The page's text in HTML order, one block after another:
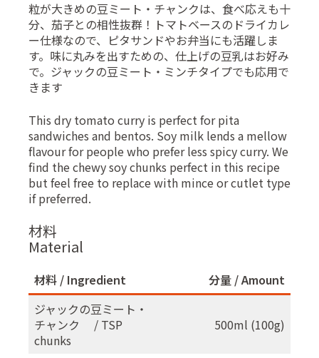
粒が大きめの豆ミート・チャンクは、食べ応えも十
分、茄子との相性抜群！トマトベースのドライカレ
ー仕様なので、ピタサンドやお弁当にも活躍しま
す。味に丸みを出すための、仕上げの豆乳はお好み
で。ジャックの豆ミート・ミンチタイプでも応用で
きます
This dry tomato curry is perfect for pita
sandwiches and bentos. Soy milk lends a mellow
flavour for people who prefer less spicy curry. We
find the chewy soy chunks perfect in this recipe
but feel free to replace with mince or cutlet type
if preferred.
材料
Material
材料 / Ingredient
分量 / Amount
ジャックの豆ミート・
チャンク / TSP
chunks
500ml (100g)